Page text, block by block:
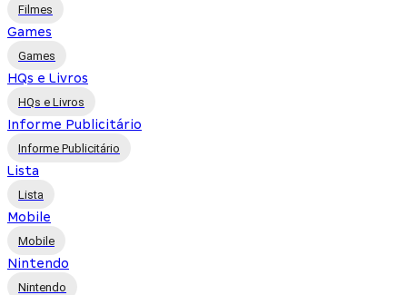
Filmes
Games
Games
HQs e Livros
HQs e Livros
Informe Publicitário
Informe Publicitário
Lista
Lista
Mobile
Mobile
Nintendo
Nintendo